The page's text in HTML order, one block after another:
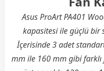
Asus ProArt PA401
kapasitesi ile güçlü bir
İçerisinde 3 adet
mm ile 160 mm gibi farklı